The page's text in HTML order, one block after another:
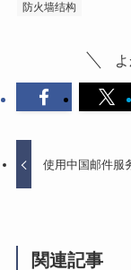
防火墙结构
使用中国邮件服
関連記事